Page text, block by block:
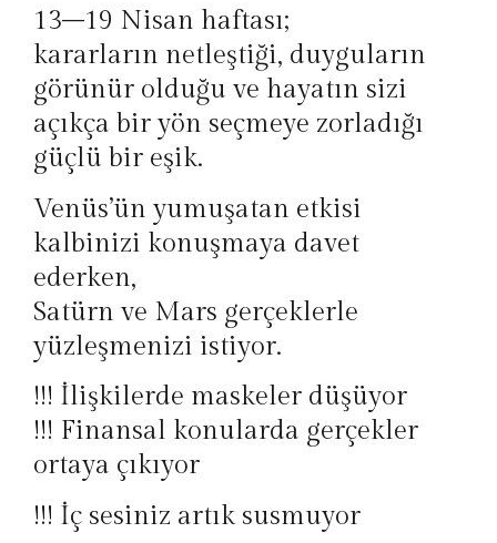
13–19 Nisan haftası;
kararların netleştiği, duyguların
görünür olduğu ve hayatın sizi
açıkça bir yön seçmeye zorladığı
güçlü bir eşik.
Venüs’ün yumuşatan etkisi
kalbinizi konuşmaya davet
ederken,
Satürn ve Mars gerçeklerle
yüzleşmenizi istiyor.
!!! İlişkilerde maskeler düşüyor
!!! Finansal konularda gerçekler
ortaya çıkıyor
!!! İç sesiniz artık susmuyor